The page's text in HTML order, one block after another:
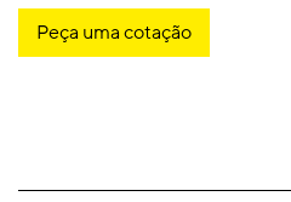
Peça uma cotação